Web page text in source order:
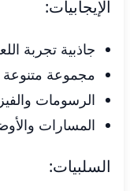
الإيجابيات:
جاذبية تجربة
مجموعة متنوعة
الرسومات
المسارات
السلبيات: